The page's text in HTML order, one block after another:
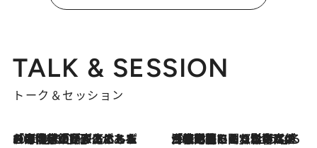
TALK & SESSION
トーク＆セッション
2026.8.3
「今後値上げがあるとすれば…」「リスクがあるのは今年の冬」エネルギー専門家が語る、ホルムズ海峡封鎖が家庭にもたらす“ある心配” 2026.8.3
「住宅建てられない…」「サーチャージ料の高値が続いている」ホルムズ海峡封鎖による影響はいつまで続く？《エネルギー専門家に聞く“どうなる日本の暮らし”》